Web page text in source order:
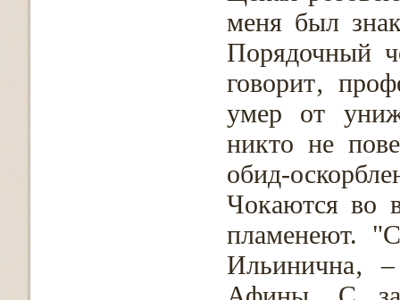
меня был
Порядочный
говорит‚
умер от
никто не
обид-
Чокаются во
пламенеют.
Ильинична‚